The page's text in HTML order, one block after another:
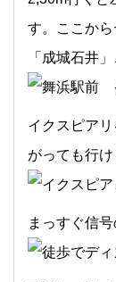
す。ここか
「成城石井
イクスピア
がっても行
まっすぐ信